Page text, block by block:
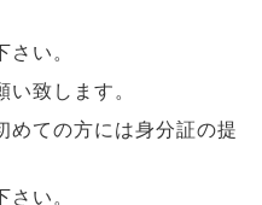
い。
致します。
めての方には身分証の提
い。